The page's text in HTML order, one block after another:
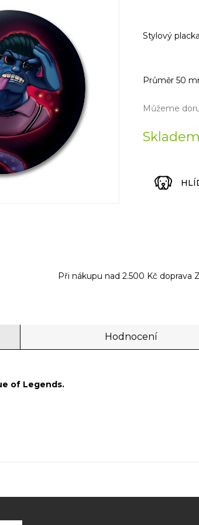
Skladem
Můžeme
Stylový
Průměr 50
Při nákupu nad 2.500 Kč doprava
Hodnocení
of Legends.